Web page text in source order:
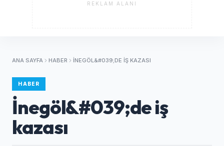
REKLAM ALANI
ANA SAYFA HABER İNEGÖL&#039;DE IŞ KAZASI
HABER
İnegöl&#039;de iş
kazası